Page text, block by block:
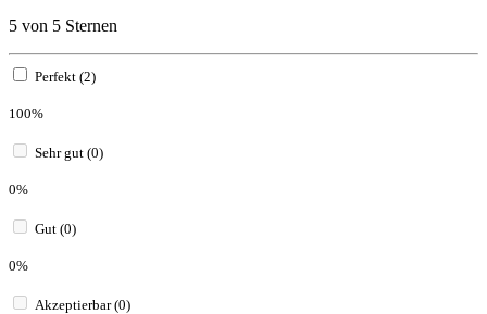
5 von 5 Sternen
Perfekt (2)
100%
Sehr gut (0)
0%
Gut (0)
0%
Akzeptierbar (0)